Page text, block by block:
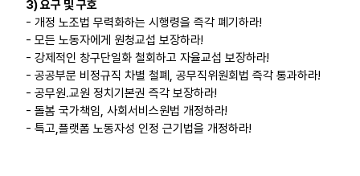
3) 요구 및 구호
- 개정 노조법 무력화하는 시행령을 즉각 폐기하라!
- 모든 노동자에게 원청교섭 보장하라!
- 강제적인 창구단일화 철회하고 자율교섭 보장하라!
- 공공부문 비정규직 차별 철폐, 공무직위원회법 즉각 통과하라!
- 공무원․교원 정치기본권 즉각 보장하라!
- 돌봄 국가책임, 사회서비스원법 개정하라!
- 특고,플랫폼 노동자성 인정 근기법을 개정하라!